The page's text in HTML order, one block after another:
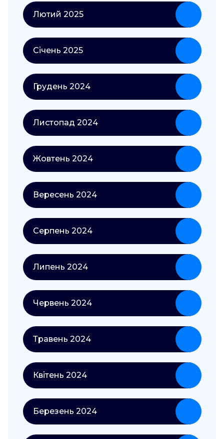
Лютий 2025
Січень 2025
Грудень 2024
Листопад 2024
Жовтень 2024
Вересень 2024
Серпень 2024
Липень 2024
Червень 2024
Травень 2024
Квітень 2024
Березень 2024